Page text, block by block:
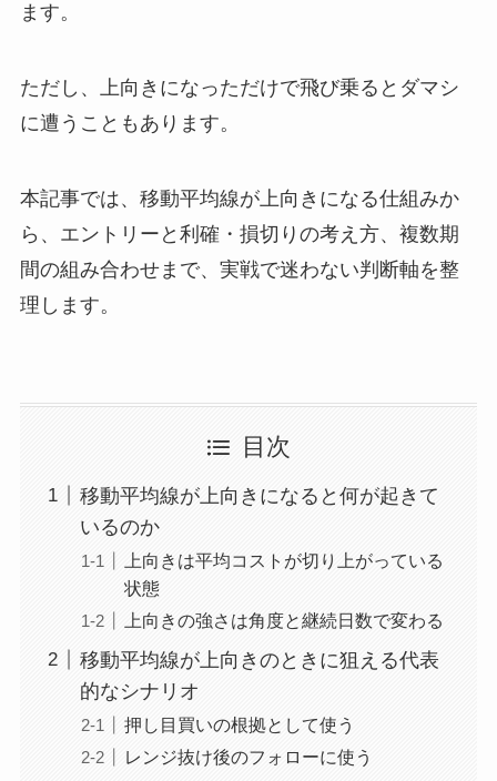
ます。
ただし、上向きになっただけで飛び乗るとダマシ
に遭うこともあります。
本記事では、移動平均線が上向きになる仕組みか
ら、エントリーと利確・損切りの考え方、複数期
間の組み合わせまで、実戦で迷わない判断軸を整
理します。
目次
移動平均線が上向きになると何が起きて
いるのか
上向きは平均コストが切り上がっている
状態
上向きの強さは角度と継続日数で変わる
移動平均線が上向きのときに狙える代表
的なシナリオ
押し目買いの根拠として使う
レンジ抜け後のフォローに使う